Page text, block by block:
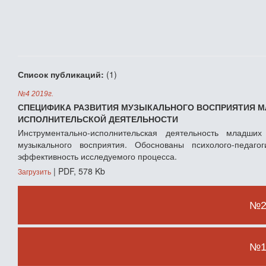
Список публикаций: (1)
№4 2019г.
СПЕЦИФИКА РАЗВИТИЯ МУЗЫКАЛЬНОГО ВОСПРИЯТИЯ
ИСПОЛНИТЕЛЬСКОЙ ДЕЯТЕЛЬНОСТИ
Инструментально-исполнительская деятельность
музыкального восприятия. Обоснованы психолого-
эффективность исследуемого процесса.
Загрузить | PDF, 578 Kb
№2
№1